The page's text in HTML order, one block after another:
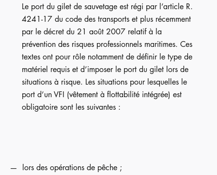
Le port du gilet de sauvetage est régi par l’article R.
4241-17 du code des transports et plus récemment
par le décret du 21 août 2007 relatif à la
prévention des risques professionnels maritimes. Ces
textes ont pour rôle notamment de définir le type de
matériel requis et d’imposer le port du gilet lors de
situations à risque. Les situations pour lesquelles le
port d’un VFI (vêtement à flottabilité intégrée) est
obligatoire sont les suivantes :
lors des opérations de pêche ;